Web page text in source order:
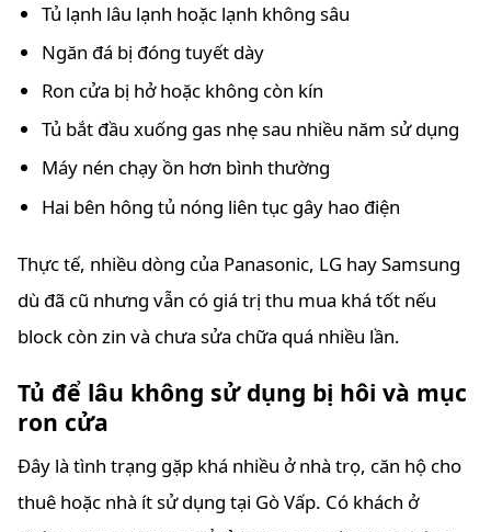
Tủ lạnh lâu lạnh hoặc lạnh không sâu
Ngăn đá bị đóng tuyết dày
Ron cửa bị hở hoặc không còn kín
Tủ bắt đầu xuống gas nhẹ sau nhiều năm sử dụng
Máy nén chạy ồn hơn bình thường
Hai bên hông tủ nóng liên tục gây hao điện
Thực tế, nhiều dòng của Panasonic, LG hay Samsung
dù đã cũ nhưng vẫn có giá trị thu mua khá tốt nếu
block còn zin và chưa sửa chữa quá nhiều lần.
Tủ để lâu không sử dụng bị hôi và mục
ron cửa
Đây là tình trạng gặp khá nhiều ở nhà trọ, căn hộ cho
thuê hoặc nhà ít sử dụng tại Gò Vấp. Có khách ở